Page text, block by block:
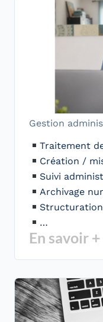
Gestion
Traitement
Création /
Suivi
Archivage
…
En savoir +